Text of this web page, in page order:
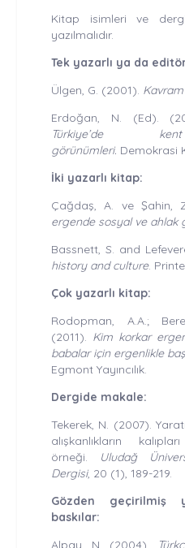
Kitap isimleri ve
yazılmalıdır.
Tek yazarlı ya da
Ülgen, G. (2001).
Erdoğan, N. (Ed).
Türkiye’de
görünümleri. Demokrasi
İki yazarlı kitap:
Çağdaş, A. ve Şahin,
ergende sosyal ve ahlak
Bassnett, S. and
history and culture.
Çok yazarlı kitap:
Rodopman, A.A.;
(2011). Kim korkar
babalar için ergenlikle
Egmont Yayıncılık.
Dergide makale:
Tekerek, N. (2007).
alışkanlıkların
örneği.
Uludağ
Dergisi, 20 (1), 189-219.
Gözden geçirilmiş
baskılar:
Alpay, N. (2004).